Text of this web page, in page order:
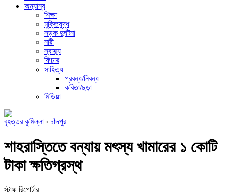
অন্যান্য
শিক্ষা
মুক্তিযুদ্ধ
সড়ক দুর্ঘটনা
নারী
স্বাস্থ্য
ফিচার
সাহিত্য
প্রবন্ধ/নিবন্ধ
কবিতা/ছড়া
মিডিয়া
বৃহত্তর কুমিল্লা › চাঁদপুর
শাহরাস্তিতে বন্যায় মৎস্য খামারের ১ কোটি
টাকা ক্ষতিগ্রস্থ
স্টাফ রিপোর্টার